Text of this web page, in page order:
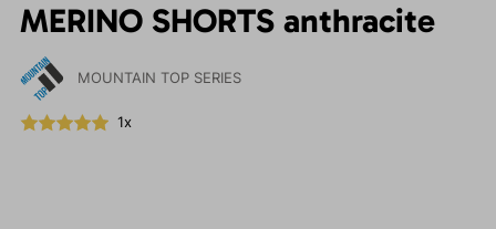
MERINO SHORTS anthracite
MOUNTAIN TOP SERIES
1x